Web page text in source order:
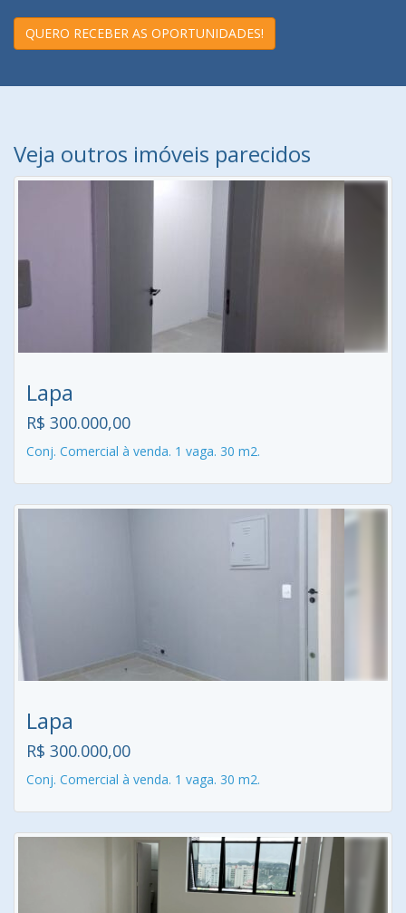
QUERO RECEBER AS OPORTUNIDADES!
Veja outros imóveis parecidos
Lapa
R$ 300.000,00
Conj. Comercial à venda. 1 vaga. 30 m2.
Lapa
R$ 300.000,00
Conj. Comercial à venda. 1 vaga. 30 m2.